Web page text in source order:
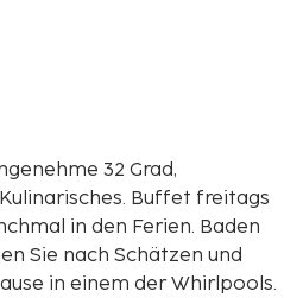
32 Grad,
Buffet freitags
in den Ferien. Baden
Sie nach Schätzen und
in einem der Whirlpools.